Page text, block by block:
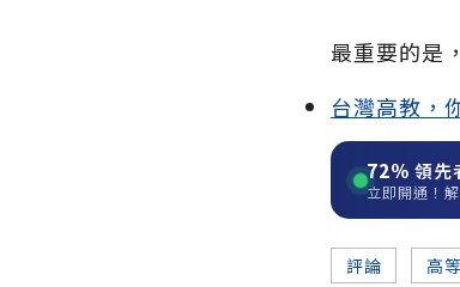
最重要的是
台灣高教，
72% 領先
立即開通！
評論 高